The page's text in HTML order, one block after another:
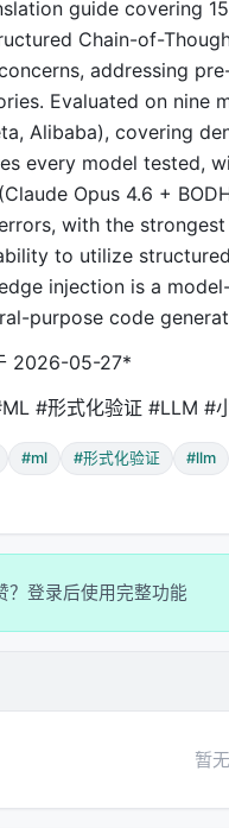
guide covering
Chain-of-
addressing
Evaluated on nine
Alibaba), covering
every model tested,
Opus 4.6 +
with the
to utilize
injection is a
purpose code
2026-05-27*
#形式化验证 #LLM #
#ml #形式化验证 #llm
？登录后使用完整功能
暂